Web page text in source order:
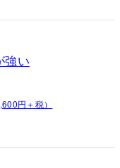
強い
円＋税）